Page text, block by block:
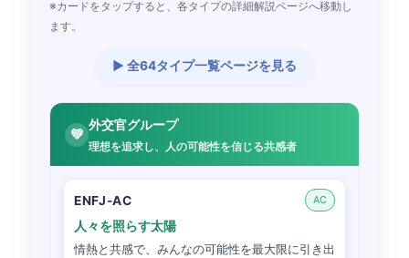
※カードをタップすると、各タイプの詳細解説ページへ移動し
ます。
▶ 全64タイプ一覧ページを見る
💚
外交官グループ
理想を追求し、人の可能性を信じる共感者
ENFJ-AC AC
人々を照らす太陽
情熱と共感で、みんなの可能性を最大限に引き出